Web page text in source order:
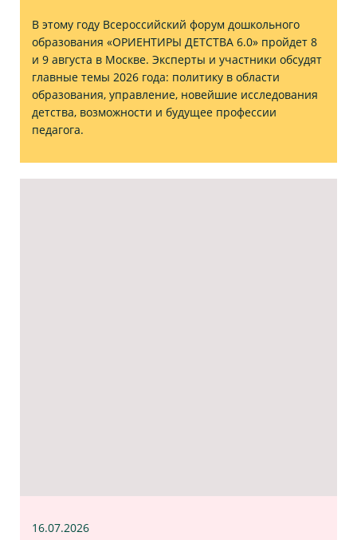
В этому году Всероссийский форум дошкольного
образования «ОРИЕНТИРЫ ДЕТСТВА 6.0» пройдет 8
и 9 августа в Москве. Эксперты и участники обсудят
главные темы 2026 года: политику в области
образования, управление, новейшие исследования
детства, возможности и будущее профессии
педагога.
16.07.2026